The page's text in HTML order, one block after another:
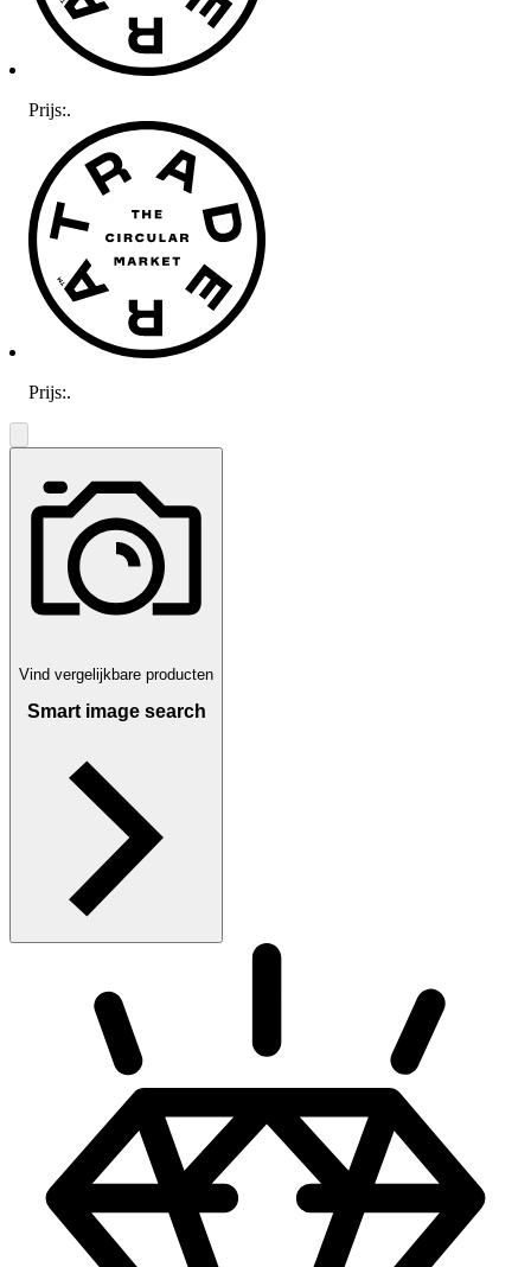
Prijs:.
Prijs:.
Vind vergelijkbare producten
Smart image search